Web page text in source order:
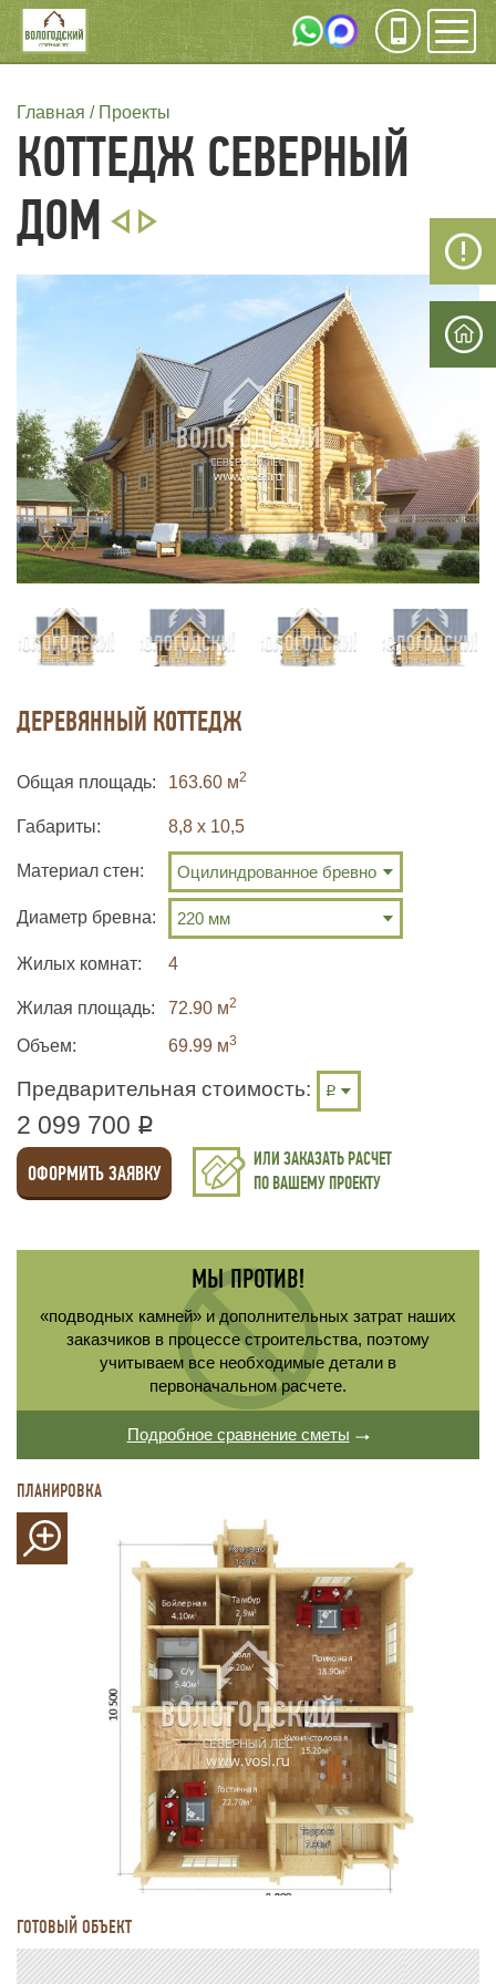
Инфо
СТРОКА
НАВИГАЦИИ
Главная Проекты
КОТТЕДЖ СЕВЕРНЫЙ
ДОМ
ДЕРЕВЯННЫЙ КОТТЕДЖ
Общая площадь 163.60 м2
Габариты 8,8 х 10,5
Материал стен:
Диаметр бревна:
Жилых комнат 4
Жилая площадь 72.90 м2
Объем: 69.99 м3
Предварительная стоимость:
2 099 700 q
ОФОРМИТЬ ЗАЯВКУ
ИЛИ ЗАКАЗАТЬ РАСЧЕТ
ПО ВАШЕМУ ПРОЕКТУ
МЫ ПРОТИВ!
«подводных камней» и дополнительных затрат наших
заказчиков в процессе строительства, поэтому
учитываем все необходимые детали в
первоначальном расчете.
Подробное сравнение сметы
ПЛАНИРОВКА
ГОТОВЫЙ ОБЪЕКТ